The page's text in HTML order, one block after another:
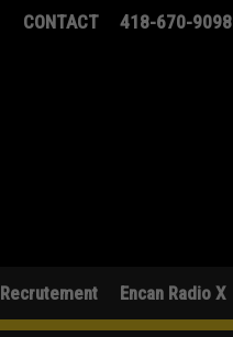
CONTACT 418-670-9098
Recrutement Encan Radio X